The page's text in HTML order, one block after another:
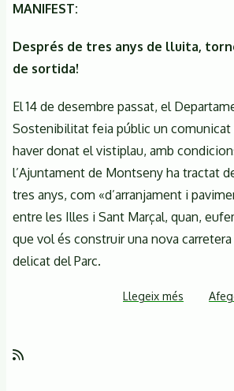
MANIFEST:
Després de tres anys de lluita,
de sortida!
El 14 de desembre passat, el
Sostenibilitat feia públic un comunicat
haver donat el vistiplau, amb
l’Ajuntament de Montseny ha tractat
tres anys, com «d’arranjament i
entre les Illes i Sant Marçal, quan,
que vol és construir una nova carretera
delicat del Parc.
Llegeix més sobre